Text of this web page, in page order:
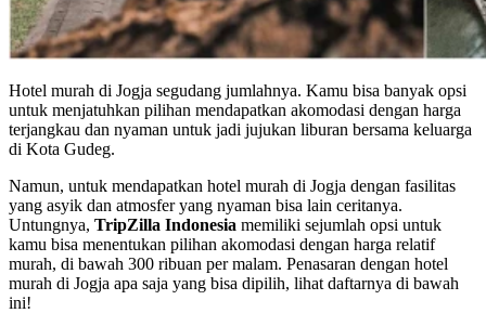
Hotel murah di Jogja segudang jumlahnya. Kamu bisa banyak opsi
untuk menjatuhkan pilihan mendapatkan akomodasi dengan harga
terjangkau dan nyaman untuk jadi jujukan liburan bersama keluarga
di Kota Gudeg.
Namun, untuk mendapatkan hotel murah di Jogja dengan fasilitas
yang asyik dan atmosfer yang nyaman bisa lain ceritanya.
Untungnya, TripZilla Indonesia memiliki sejumlah opsi untuk
kamu bisa menentukan pilihan akomodasi dengan harga relatif
murah, di bawah 300 ribuan per malam. Penasaran dengan hotel
murah di Jogja apa saja yang bisa dipilih, lihat daftarnya di bawah
ini!